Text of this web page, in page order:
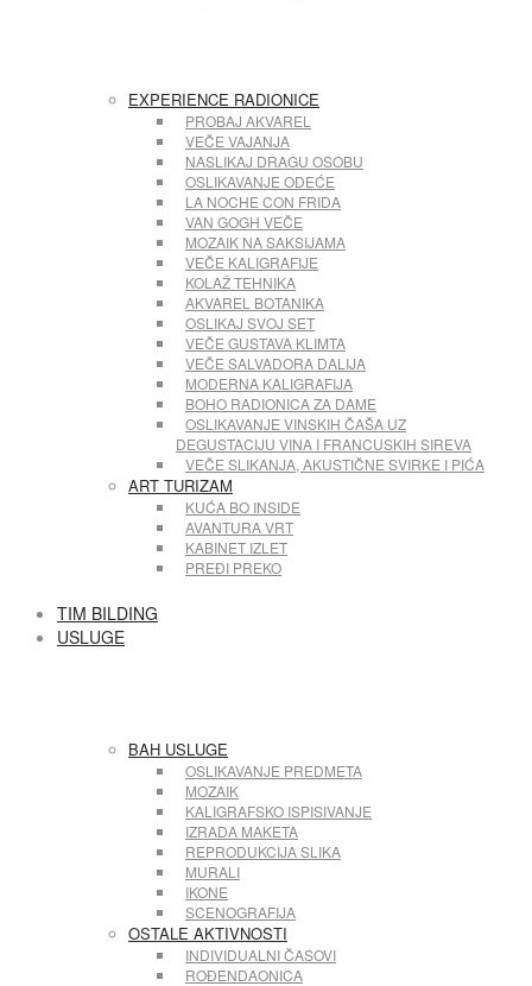
EXPERIENCE RADIONICE
PROBAJ AKVAREL
VEČE VAJANJA
NASLIKAJ DRAGU OSOBU
OSLIKAVANJE ODEĆE
LA NOCHE CON FRIDA
VAN GOGH VEČE
MOZAIK NA SAKSIJAMA
VEČE KALIGRAFIJE
KOLAŽ TEHNIKA
AKVAREL BOTANIKA
OSLIKAJ SVOJ SET
VEČE GUSTAVA KLIMTA
VEČE SALVADORA DALIJA
MODERNA KALIGRAFIJA
BOHO RADIONICA ZA DAME
OSLIKAVANJE VINSKIH ČAŠA UZ
DEGUSTACIJU VINA I FRANCUSKIH SIREVA
VEČE SLIKANJA, AKUSTIČNE SVIRKE I PIĆA
ART TURIZAM
KUĆA BO INSIDE
AVANTURA VRT
KABINET IZLET
PREĐI PREKO
TIM BILDING
USLUGE
BAH USLUGE
OSLIKAVANJE PREDMETA
MOZAIK
KALIGRAFSKO ISPISIVANJE
IZRADA MAKETA
REPRODUKCIJA SLIKA
MURALI
IKONE
SCENOGRAFIJA
OSTALE AKTIVNOSTI
INDIVIDUALNI ČASOVI
ROĐENDAONICA